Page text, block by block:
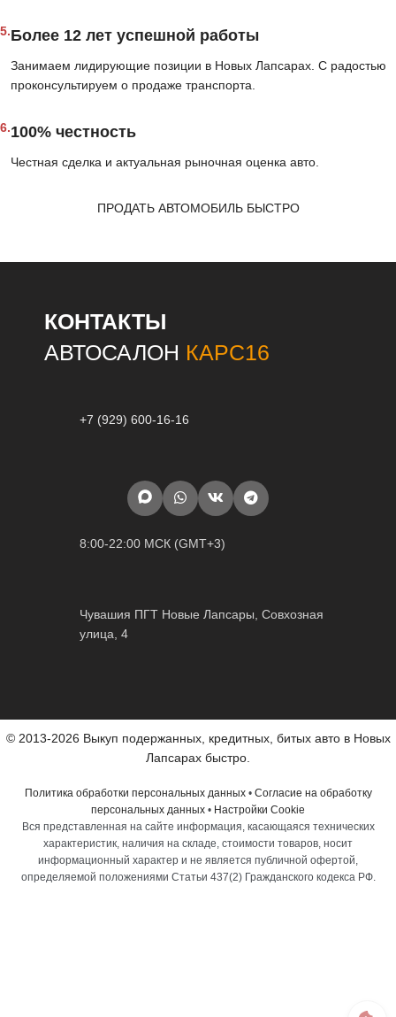
5.Более 12 лет успешной работы
Занимаем лидирующие позиции в Новых Лапсарах. С радостью
проконсультируем о продаже транспорта.
6.100% честность
Честная сделка и актуальная рыночная оценка авто.
ПРОДАТЬ АВТОМОБИЛЬ БЫСТРО
КОНТАКТЫ
АВТОСАЛОН КАРС16
+7 (929) 600-16-16
8:00-22:00 МСК (GMT+3)
Чувашия ПГТ Новые Лапсары, Совхозная
улица, 4
© 2013-2026 Выкуп подержанных, кредитных, битых авто в Новых
Лапсарах быстро.
Политика обработки персональных данных• Согласие на обработку
персональных данных • Настройки Cookie
Вся представленная на сайте информация, касающаяся технических
характеристик, наличия на складе, стоимости товаров, носит
информационный характер и не является публичной офертой,
определяемой положениями Статьи 437(2) Гражданского кодекса РФ.